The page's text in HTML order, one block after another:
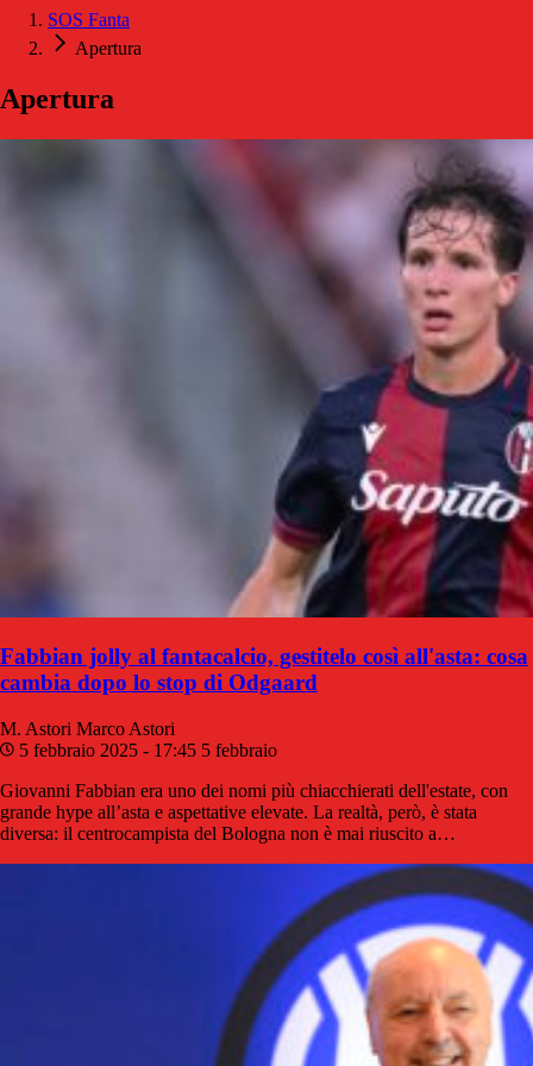
SOS Fanta
Apertura
Apertura
Fabbian jolly al fantacalcio, gestitelo così all'asta: cosa
cambia dopo lo stop di Odgaard
M. Astori Marco Astori
5 febbraio 2025 - 17:45 5 febbraio
Giovanni Fabbian era uno dei nomi più chiacchierati dell'estate, con
grande hype all’asta e aspettative elevate. La realtà, però, è stata
diversa: il centrocampista del Bologna non è mai riuscito a…